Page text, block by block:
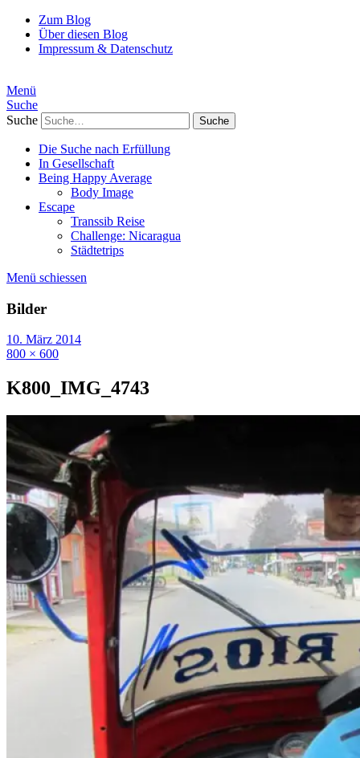
Zum Blog
Über diesen Blog
Impressum & Datenschutz
Menü
Suche
Suche
Die Suche nach Erfüllung
In Gesellschaft
Being Happy Average
Body Image
Escape
Transsib Reise
Challenge: Nicaragua
Städtetrips
Menü schiessen
Bilder
10. März 2014
800 × 600
K800_IMG_4743